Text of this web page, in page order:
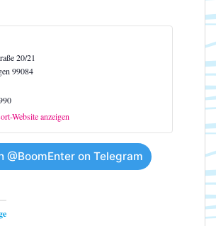
20/21
99084
Website anzeigen
@BoomEnter on Telegram